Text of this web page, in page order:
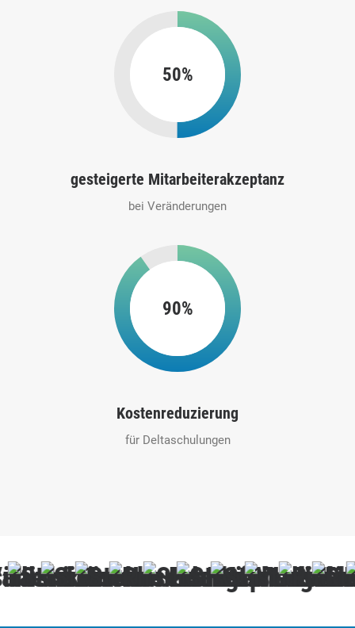
50%
gesteigerte Mitarbeiterakzeptanz
bei Veränderungen
90%
Kostenreduzierung
für Deltaschulungen